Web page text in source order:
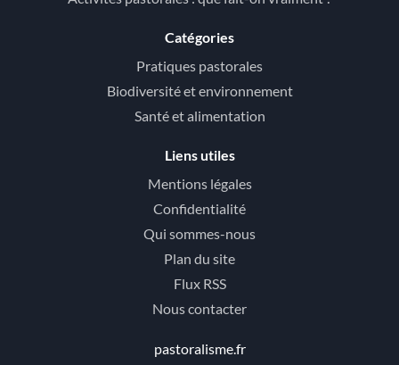
Catégories
Pratiques pastorales
Biodiversité et environnement
Santé et alimentation
Liens utiles
Mentions légales
Confidentialité
Qui sommes-nous
Plan du site
Flux RSS
Nous contacter
pastoralisme.fr